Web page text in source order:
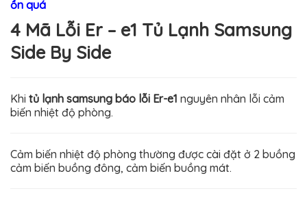
ồn quá
4 Mã Lỗi Er – e1 Tủ Lạnh Samsung
Side By Side
Khi tủ lạnh samsung báo lỗi Er-e1 nguyên nhân lỗi cảm
biến nhiệt độ phòng.
Cảm biến nhiệt độ phòng thường được cài đặt ở 2 buồng
cảm biến buồng đông, cảm biến buồng mát.